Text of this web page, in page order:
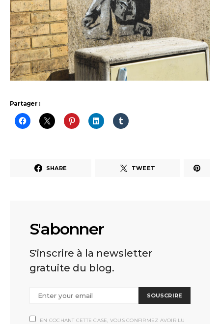
Partager :
SHARE TWEET
S'abonner
S'inscrire à la newsletter
gratuite du blog.
SOUSCRIRE
EN COCHANT CETTE CASE, VOUS CONFIRMEZ AVOIR LU